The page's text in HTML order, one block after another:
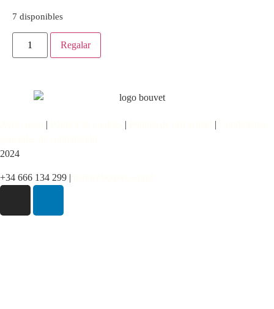
7 disponibles
Regalar
| | |
2024
+34 666 134 299 |